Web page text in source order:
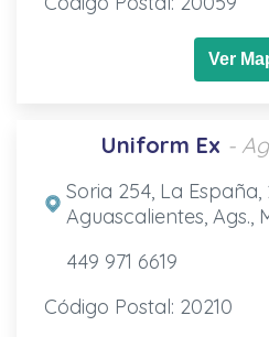
Ver
Uniform Ex -
Soria 254, La España,
Aguascalientes, Ags.,
449 971 6619
Código Postal: 20210